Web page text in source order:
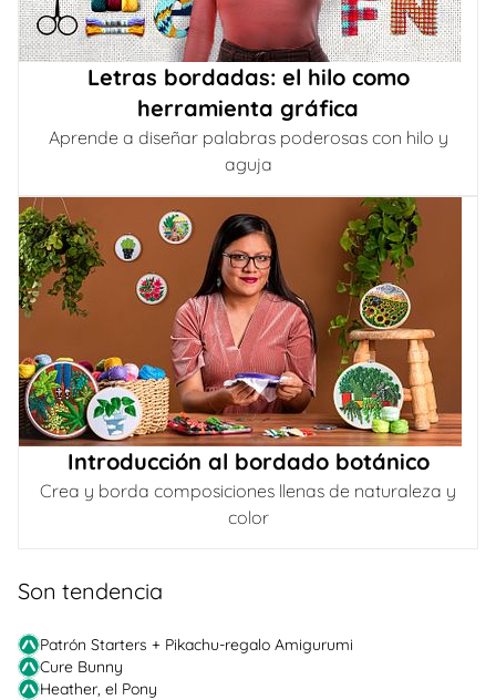
Letras bordadas: el hilo como
herramienta gráfica
Aprende a diseñar palabras poderosas con hilo y
aguja
Introducción al bordado botánico
Crea y borda composiciones llenas de naturaleza y
color
Son tendencia
Patrón Starters + Pikachu-regalo Amigurumi
Cure Bunny
Heather, el Pony